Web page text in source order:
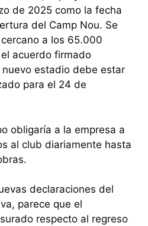
de 2025 como la fecha
del Camp Nou. Se
a los 65.000
acuerdo firmado
estadio debe estar
para el 24 de
obligaría a la empresa a
al club diariamente hasta
declaraciones del
parece que el
respecto al regreso